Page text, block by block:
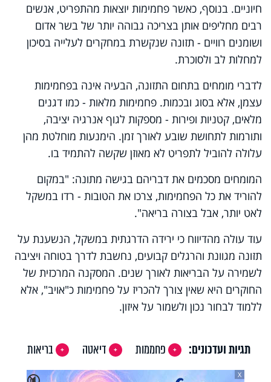
חיוניים. בנוסף, כאשר פחמימות יוצאות מהתפריט, אנשים
רבים מחליפים אותן בצריכה גבוהה יותר של בשר אדום
ושומנים רוויים - תזונה שנקשרת במחקרים לעלייה בסיכון
למחלות לב ולסוכרת.
לדברי מומחים בתחום התזונה, הבעיה אינה בפחמימות
עצמן, אלא בסוג ובכמות. פחמימות מלאות - כמו דגנים
מלאים, קטניות ופירות - מספקות לגוף אנרגיה יציבה,
ותורמות לתחושת שובע לאורך זמן. הימנעות מוחלטת מהן
עלולה להוביל לתפריט לא מאוזן שקשה להתמיד בו.
המומחים מסכמים את דבריהם בגישה מתונה: "במקום
להוריד את כל הפחמימות, צרכו את הטובות - רדו במשקל
לאט יותר, אבל בצורה בריאה".
עוד עולה מהדיווח כי ירידה הדרגתית במשקל, הנשענת על
תזונה מגוונת והרגלים קבועים, נחשבת לדרך בטוחה ויציבה
לשמירה על הבריאות לאורך שנים. המסקנה המרכזית של
החוקרים היא שאין צורך להכריז על פחמימות כ"אויב", אלא
ללמוד לבחור נכון ולשמור על איזון.
תגיות ועדכונים: פחממות דיאטה
בריאות
X